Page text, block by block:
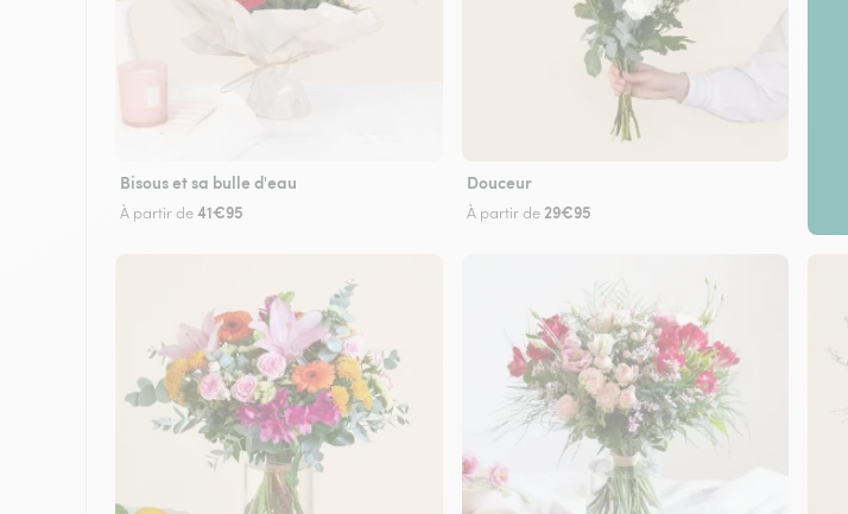
Bisous et sa bulle d'eau
À partir de41€95
Douceur
À partir de 29€95